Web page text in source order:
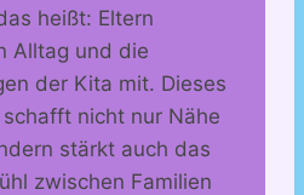
heißt: Eltern
Alltag und die
der Kita mit. Dieses
nicht nur Nähe
stärkt auch das
zwischen Familien